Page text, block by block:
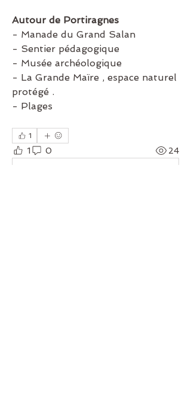
Autour de Portiragnes
- Manade du Grand Salan
- Sentier pédagogique
- Musée archéologique
- La Grande Maïre , espace naturel
protégé .
- Plages
1
1 0 24